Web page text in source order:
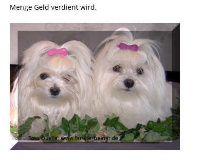
Menge Geld verdient wird.